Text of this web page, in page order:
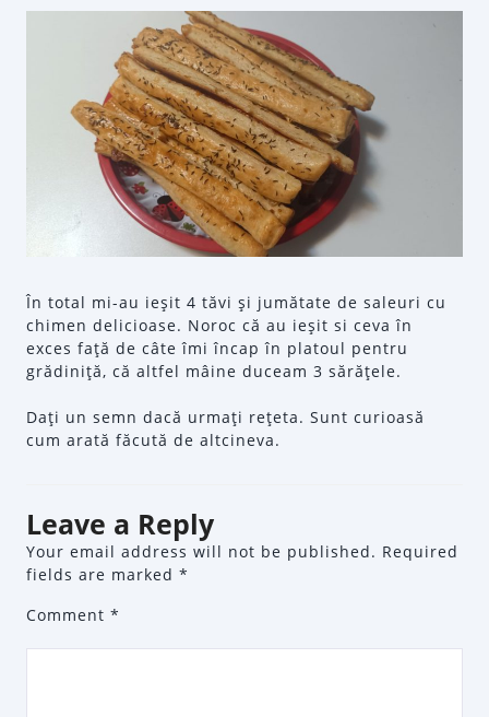
În total mi-au ieşit 4 tăvi şi jumătate de saleuri cu
chimen delicioase. Noroc că au ieşit si ceva în
exces faţă de câte îmi încap în platoul pentru
grădiniţă, că altfel mâine duceam 3 sărăţele.
Daţi un semn dacă urmaţi reţeta. Sunt curioasă
cum arată făcută de altcineva.
Leave a Reply
Your email address will not be published. Required
fields are marked *
Comment *